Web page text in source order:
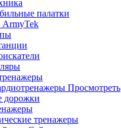
палатки
Просмотреть
дорожки
тренажеры